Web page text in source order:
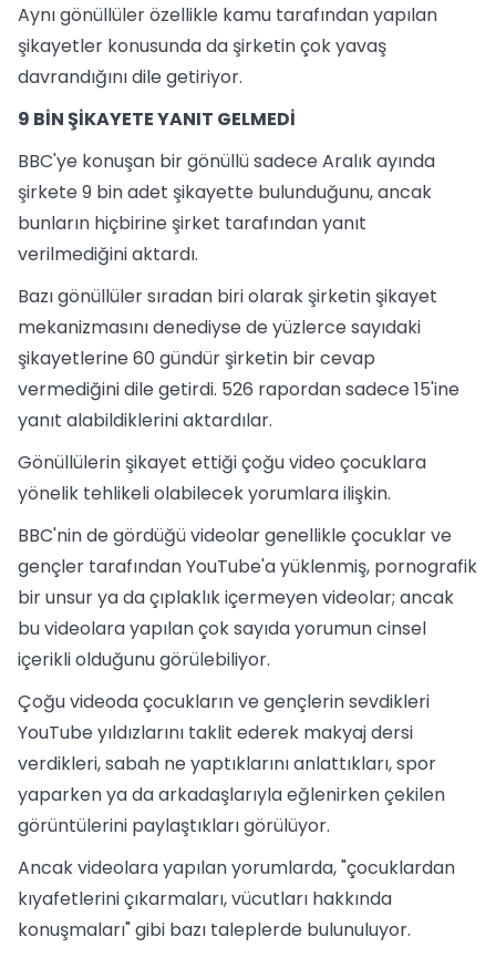
Aynı gönüllüler özellikle kamu tarafından yapılan
şikayetler konusunda da şirketin çok yavaş
davrandığını dile getiriyor.
9 BİN ŞİKAYETE YANIT GELMEDİ
BBC'ye konuşan bir gönüllü sadece Aralık ayında
şirkete 9 bin adet şikayette bulunduğunu, ancak
bunların hiçbirine şirket tarafından yanıt
verilmediğini aktardı.
Bazı gönüllüler sıradan biri olarak şirketin şikayet
mekanizmasını denediyse de yüzlerce sayıdaki
şikayetlerine 60 gündür şirketin bir cevap
vermediğini dile getirdi. 526 rapordan sadece 15'ine
yanıt alabildiklerini aktardılar.
Gönüllülerin şikayet ettiği çoğu video çocuklara
yönelik tehlikeli olabilecek yorumlara ilişkin.
BBC'nin de gördüğü videolar genellikle çocuklar ve
gençler tarafından YouTube'a yüklenmiş, pornografik
bir unsur ya da çıplaklık içermeyen videolar; ancak
bu videolara yapılan çok sayıda yorumun cinsel
içerikli olduğunu görülebiliyor.
Çoğu videoda çocukların ve gençlerin sevdikleri
YouTube yıldızlarını taklit ederek makyaj dersi
verdikleri, sabah ne yaptıklarını anlattıkları, spor
yaparken ya da arkadaşlarıyla eğlenirken çekilen
görüntülerini paylaştıkları görülüyor.
Ancak videolara yapılan yorumlarda, "çocuklardan
kıyafetlerini çıkarmaları, vücutları hakkında
konuşmaları" gibi bazı taleplerde bulunuluyor.